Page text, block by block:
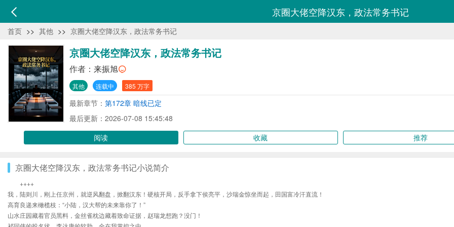
京圈大佬空降汉东，政法常务书记
首页 >> 其他 >> 京圈大佬空降汉东，政法常务书记
京圈大佬空降汉东，政法常务书记
作者： 来振旭
其他 连载中 385 万字
最新章节： 第172章 暗线已定
最后更新：2026-07-08 15:45:48
阅读
收藏 推荐
京圈大佬空降汉东，政法常务书记小说简介
++++
我，陆则川，刚上任京州，就逆风翻盘，掀翻汉东！硬核开局，反手拿下侯亮平，沙瑞金惊坐而起，田国富冷汗直流！
高育良递来橄榄枝：“小陆，汉大帮的未来靠你了！”
山水庄园藏着官员黑料，金丝雀枕边藏着致命证据，赵瑞龙想跑？没门！